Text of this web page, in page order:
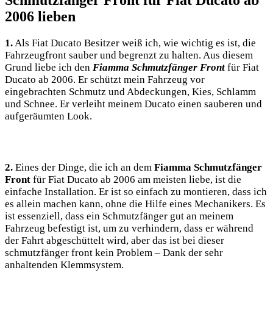
2006 lieben
1.Als Fiat Ducato Besitzer weiß ich, wie wichtig es ist, die
Fahrzeugfront sauber und begrenzt zu halten. Aus diesem
Grund liebe ich den Fiamma Schmutzfänger Front für Fiat
Ducato ab 2006. Er schützt mein Fahrzeug vor
eingebrachten Schmutz und Abdeckungen, Kies, Schlamm
und Schnee. Er verleiht meinem Ducato einen sauberen und
aufgeräumten Look.
2. Eines der Dinge, die ich an dem Fiamma Schmutzfänger
Front für Fiat Ducato ab 2006 am meisten liebe, ist die
einfache Installation. Er ist so einfach zu montieren, dass ich
es allein machen kann, ohne die Hilfe eines Mechanikers. Es
ist essenziell, dass ein Schmutzfänger gut an meinem
Fahrzeug befestigt ist, um zu verhindern, dass er während
der Fahrt abgeschüttelt wird, aber das ist bei dieser
schmutzfänger front kein Problem – Dank der sehr
anhaltenden Klemmsystem.